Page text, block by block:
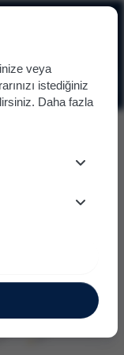
veya
istediğiniz
Daha fazla